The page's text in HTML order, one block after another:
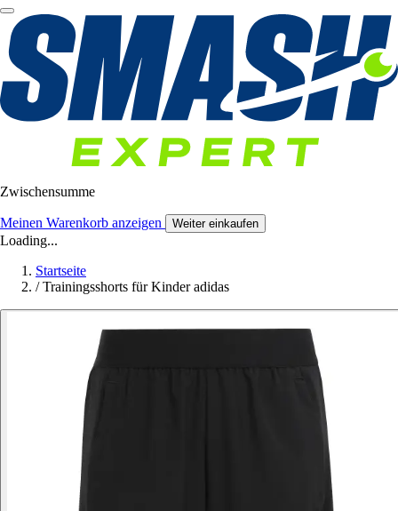
Zwischensumme
Meinen Warenkorb anzeigen Weiter einkaufen
Loading...
Startseite
/ Trainingsshorts für Kinder adidas